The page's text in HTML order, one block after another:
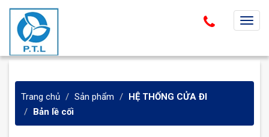
T
l
a
Trang chủ Sản phẩm
HỆ THỐNG CỬA ĐI
Bản lề cối